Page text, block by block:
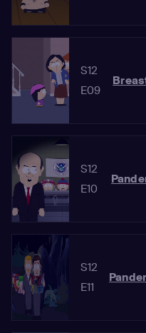
S12
E09
S12
E10
S12
E11